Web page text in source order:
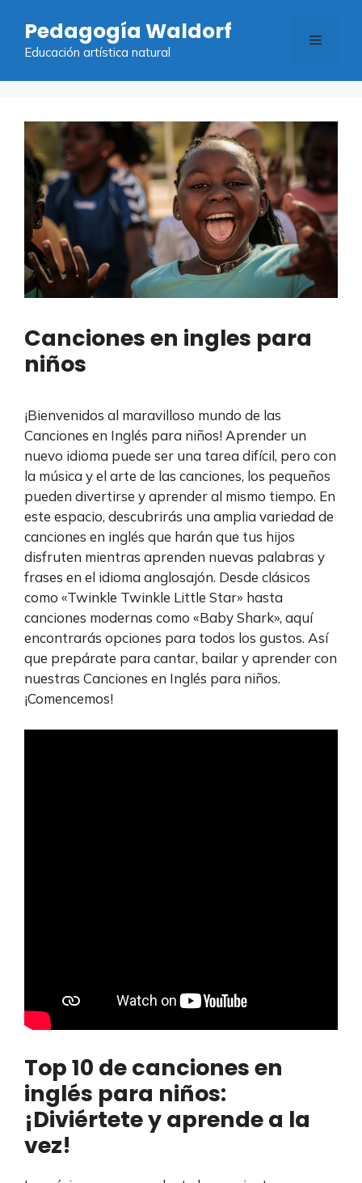
contenido
Pedagogía Waldorf
Educación artística natural
Menú
Canciones en ingles para
niños
¡Bienvenidos al maravilloso mundo de las
Canciones en Inglés para niños! Aprender un
nuevo idioma puede ser una tarea difícil, pero con
la música y el arte de las canciones, los pequeños
pueden divertirse y aprender al mismo tiempo. En
este espacio, descubrirás una amplia variedad de
canciones en inglés que harán que tus hijos
disfruten mientras aprenden nuevas palabras y
frases en el idioma anglosajón. Desde clásicos
como «Twinkle Twinkle Little Star» hasta
canciones modernas como «Baby Shark», aquí
encontrarás opciones para todos los gustos. Así
que prepárate para cantar, bailar y aprender con
nuestras Canciones en Inglés para niños.
¡Comencemos!
Top 10 de canciones en
inglés para niños:
¡Diviértete y aprende a la
vez!